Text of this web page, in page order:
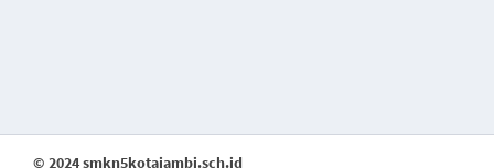
© 2024 smkn5kotajambi.sch.id